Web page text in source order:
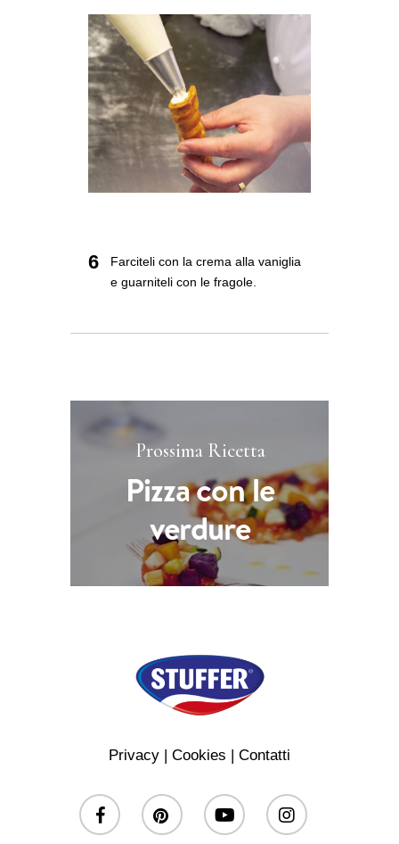
6
Farciteli con la crema alla vaniglia
e guarniteli con le fragole.
Prossima Ricetta
Pizza con le
verdure
Privacy Cookies Contatti
facebook pinterest youtube instagram